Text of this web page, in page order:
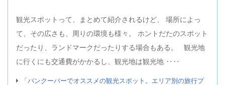
観光スポットって、まとめて紹介されるけど、 場所によっ
て、その広さも、周りの環境も様々。 ホントだたのスポット
だったり、ランドマークだったりする場合もある。 観光地
に行くにも交通費がかかるし、観光地は観光地 ‥‥
「バンクーバーでオススメの観光スポット。エリア別の旅行プ